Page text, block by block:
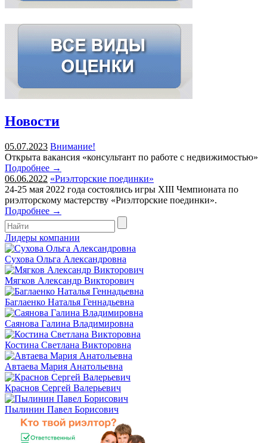
Новости
05.07.2023 Внимание!
Открыта вакансия «консультант по работе с недвижимостью»
Подробнее →
06.06.2022 «Риэлторские поединки»
24-25 мая 2022 года состоялись игры XIII Чемпионата по
риэлторскому мастерству «Риэлторские поединки».
Подробнее →
Лидеры компании
Сухова Ольга Александровна
Мягков Александр Викторович
Баглаенко Наталья Геннадьевна
Саянова Галина Владимировна
Костина Светлана Викторовна
Автаева Мария Анатольевна
Краснов Сергей Валерьевич
Пылинин Павел Борисович